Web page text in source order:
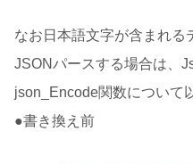
なお日本語文字が含まれ
JSONパースする場合は、
json_Encode関数について
●書き換え前